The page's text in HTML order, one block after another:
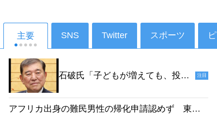
主要 SNS Twitter スポーツ
石破氏「子どもが増えても、投票
からねえ。その時、私たちは政治
注目
アフリカ出身の難民男性の帰化申請認めず 東京